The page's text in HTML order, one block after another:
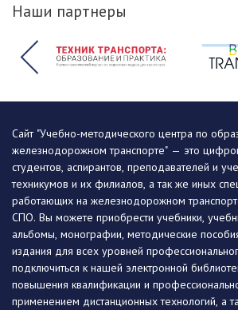
Наши партнеры
Сайт "Учебно-методического центра по
железнодорожном транспорте" — это
студентов, аспирантов, преподавателей и
техникумов и их филиалов, а так же иных
работающих на железнодорожном
СПО. Вы можете приобрести учебники,
альбомы, монографии, методические
издания для всех уровней
подключиться к нашей электронной
повышения квалификации и
применением дистанционных технологий, а